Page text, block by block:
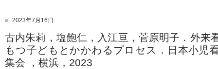
2023年7月16日
古内朱莉，塩飽仁，入江亘，菅原明子．外来
もつ子どもとかかわるプロセス．日本小児
集会 ，横浜，2023